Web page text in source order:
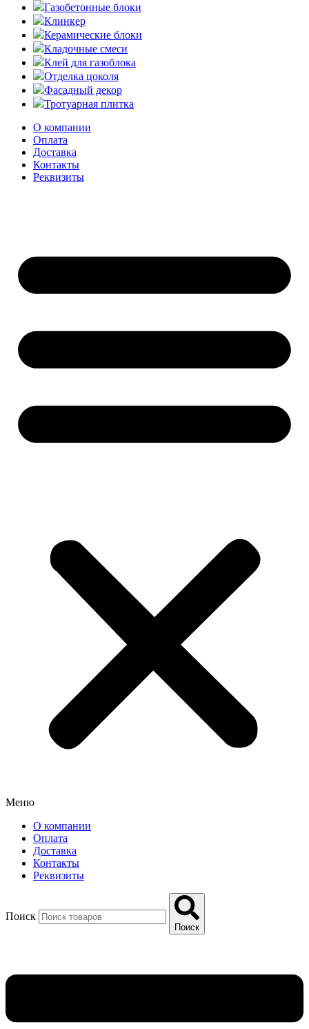
Газобетонные блоки
Клинкер
Керамические блоки
Кладочные смеси
Клей для газоблока
Отделка цоколя
Фасадный декор
Тротуарная плитка
О компании
Оплата
Доставка
Контакты
Реквизиты
Меню
О компании
Оплата
Доставка
Контакты
Реквизиты
Поиск
Поиск